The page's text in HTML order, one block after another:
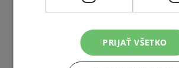
PRIJAŤ VŠETKO